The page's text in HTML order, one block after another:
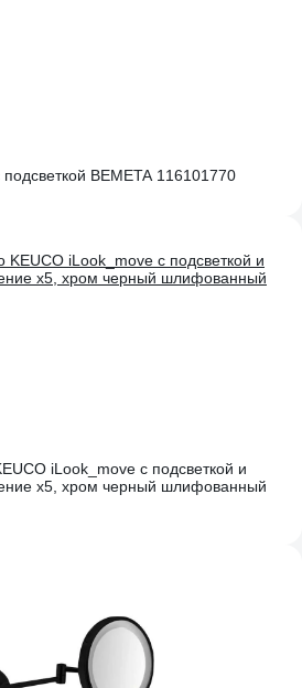
BEMETA 116101770
iLook_move с подсветкой и
х5, хром черный шлифованный